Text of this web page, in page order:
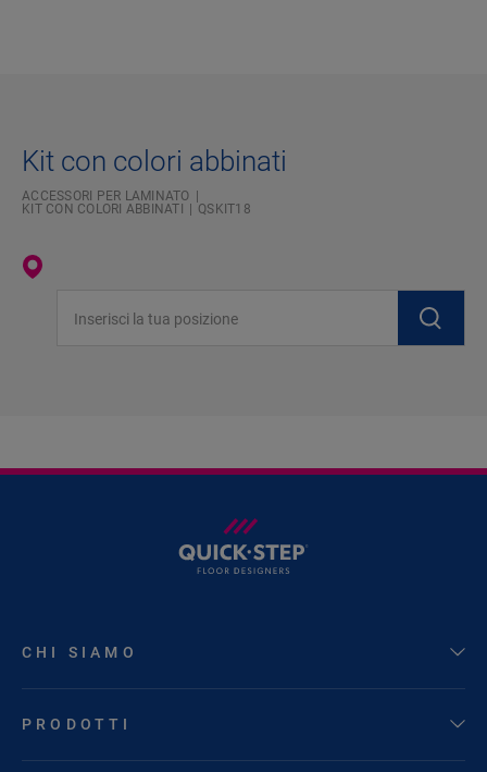
Kit con colori abbinati
ACCESSORI PER LAMINATO
KIT CON COLORI ABBINATI
QSKIT18
CHI SIAMO
PRODOTTI